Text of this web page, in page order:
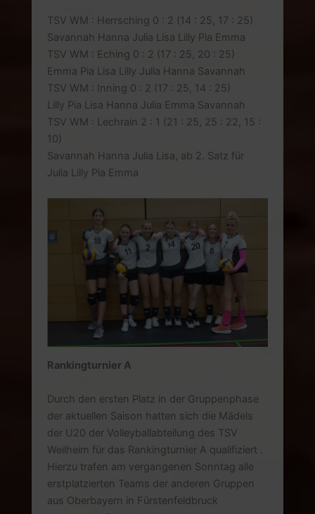
TSV WM : Herrsching 0 : 2 (14 : 25, 17 : 25)
Savannah Hanna Julia Lisa Lilly Pia Emma
TSV WM : Eching 0 : 2 (17 : 25, 20 : 25)
Emma Pia Lisa Lilly Julia Hanna Savannah
TSV WM : Inning 0 : 2 (17 : 25, 14 : 25)
Lilly Pia Lisa Hanna Julia Emma Savannah
TSV WM : Lechrain 2 : 1 (21 : 25, 25 : 22, 15 :
10)
Savannah Hanna Julia Lisa, ab 2. Satz für
Julia Lilly Pia Emma
Rankingturnier A
Durch den ersten Platz in der Gruppenphase
der aktuellen Saison hatten sich die Mädels
der U20 der Volleyballabteilung des TSV
Weilheim für das Rankingturnier A qualifiziert .
Hierzu trafen am vergangenen Sonntag alle
erstplatzierten Teams der anderen Gruppen
aus Oberbayern in Fürstenfeldbruck